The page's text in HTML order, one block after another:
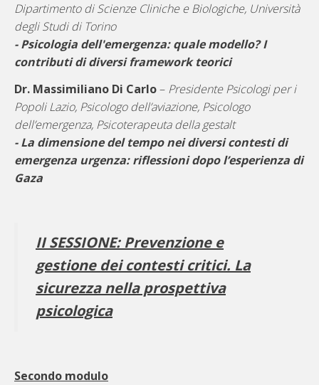
Dipartimento di Scienze Cliniche e Biologiche, Università
degli Studi di Torino
- Psicologia dell'emergenza: quale modello? I
contributi di diversi framework teorici
Dr. Massimiliano Di Carlo– Presidente Psicologi per i
Popoli Lazio, Psicologo dell’aviazione, Psicologo
dell’emergenza, Psicoterapeuta della gestalt
- La dimensione del tempo nei diversi contesti di
emergenza urgenza: riflessioni dopo l’esperienza di
Gaza
II SESSIONE: Prevenzione e
gestione dei contesti critici. La
sicurezza nella prospettiva
psicologica
Secondo modulo